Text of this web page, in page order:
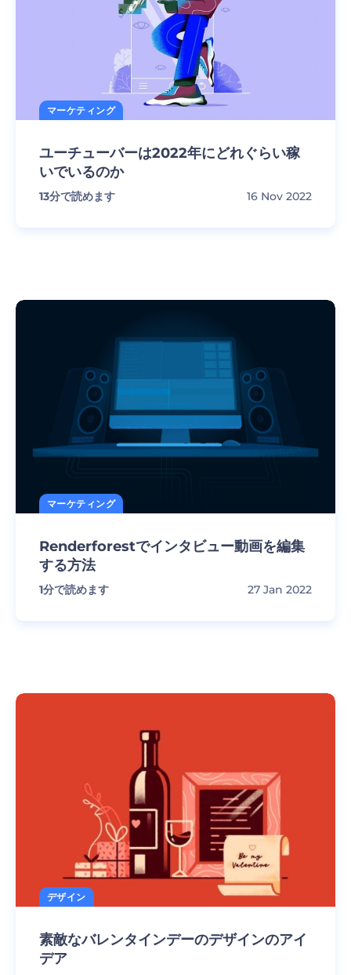
マーケティング
ユーチューバーは2022年にどれぐらい稼
いでいるのか
13分で読めます 16 Nov 2022
マーケティング
Renderforestでインタビュー動画を編集
する方法
1分で読めます 27 Jan 2022
デザイン
素敵なバレンタインデーのデザインのアイ
デア